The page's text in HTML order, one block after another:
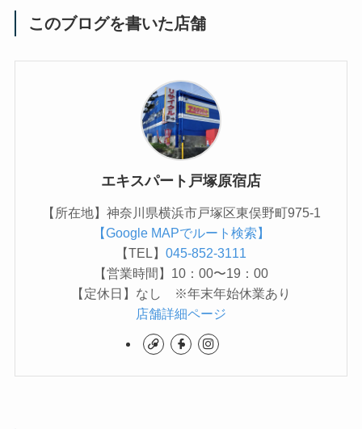
このブログを書いた店舗
エキスパート戸塚原宿店
【所在地】神奈川県横浜市戸塚区東俣野町975-1
【Google MAPでルート検索】
【TEL】 045-852-3111
【営業時間】10：00〜19：00
【定休日】なし ※年末年始休業あり
店舗詳細ページ